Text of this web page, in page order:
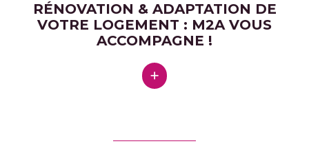
RÉNOVATION & ADAPTATION DE
VOTRE LOGEMENT : M2A VOUS
ACCOMPAGNE !